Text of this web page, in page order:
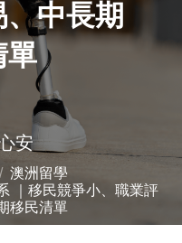
中長期
單
安
澳洲留學
｜移民競爭小、職業評
移民清單